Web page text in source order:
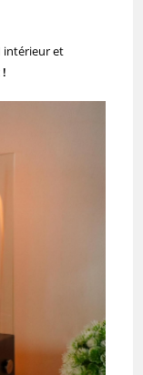
intérieur et